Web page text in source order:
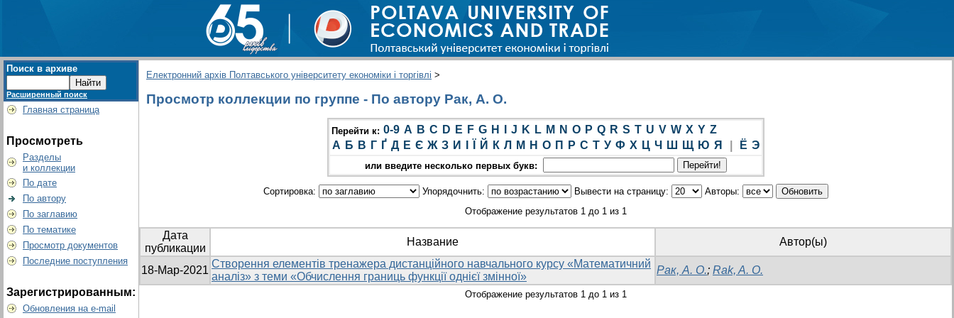
Поиск в архиве
Расширенный поиск
Главная страница
Просмотреть
Разделы
и коллекции
По дате
По автору
По заглавию
По тематике
Просмотр документов
Последние поступления
Зарегистрированным:
Обновления на e-mail
Електронний архів Полтавського університету економіки і торгівлі >
Просмотр коллекции по группе - По автору Рак, А. О.
Перейти к: 0-9 A B C D E F G H J K L M N O P Q R S T U V W X Y Z
А Б В Г Ґ Д Е Є Ж З И Й К Л М Н О П Р С Т У Ф Х Ц Ч Ш Щ Ю Я Ё Э
или введите несколько первых букв:
Сортировка: Упорядочнить: Вывести на страницу:
Авторы:
Отображение результатов 1 до 1 из 1
Дата
публикации
Название Автор(ы)
18-Мар-2021
Створення елементів тренажера дистанційного навчального курсу «Математичний
аналіз» з теми «Обчислення границь функції однієї змінної»
Рак, А. О.; Rak, A. O.
Отображение результатов 1 до 1 из 1